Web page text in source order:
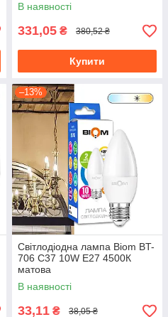
В наявності
331,05 ₴ 380,52 ₴
Купити
–13%
Світлодіодна лампа Biom BT-
706 C37 10W E27 4500К
матова
В наявності
33,11 ₴ 38,05 ₴